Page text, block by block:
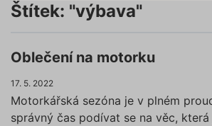
Štítek: "výbava"
Oblečení na motorku
17. 5. 2022
Motorkářská sezóna je v plném
správný čas podívat se na věc,